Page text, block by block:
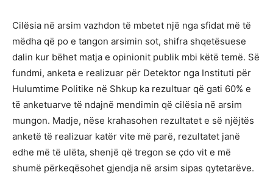
Cilësia në arsim vazhdon të mbetet një nga sfidat më të
mëdha që po e tangon arsimin sot, shifra shqetësuese
dalin kur bëhet matja e opinionit publik mbi këtë temë. Së
fundmi, anketa e realizuar për Detektor nga Instituti për
Hulumtime Politike në Shkup ka rezultuar që gati 60% e
të anketuarve të ndajnë mendimin që cilësia në arsim
mungon. Madje, nëse krahasohen rezultatet e së njëjtës
anketë të realizuar katër vite më parë, rezultatet janë
edhe më të ulëta, shenjë që tregon se çdo vit e më
shumë përkeqësohet gjendja në arsim sipas qytetarëve.